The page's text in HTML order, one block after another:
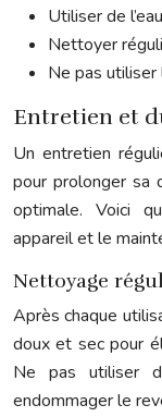
Utiliser de
Nettoyer
Ne pas utiliser
Entretien et
Un entretien
pour prolonger sa
optimale. Voici
appareil et le
Nettoyage
Après chaque
doux et sec pour
Ne pas utiliser
endommager le